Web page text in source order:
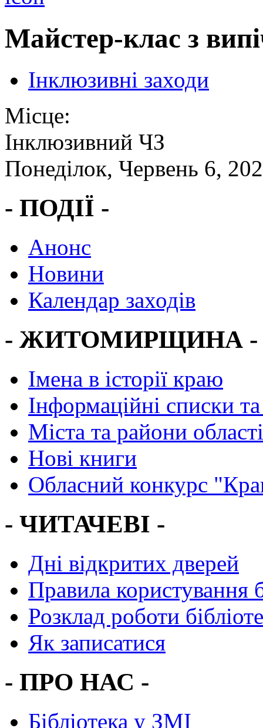
Майстер-клас з
Інклюзивні заходи
Місце:
Інклюзивний ЧЗ
Понеділок, Червень 6,
- ПОДІЇ -
Анонс
Новини
Календар заходів
- ЖИТОМИРЩИНА -
Імена в історії краю
Інформаційні списки
Міста та райони області
Нові книги
Обласний конкурс
- ЧИТАЧЕВІ -
Дні відкритих дверей
Правила користування
Розклад роботи
Як записатися
- ПРО НАС -
Бібліотека у ЗМІ